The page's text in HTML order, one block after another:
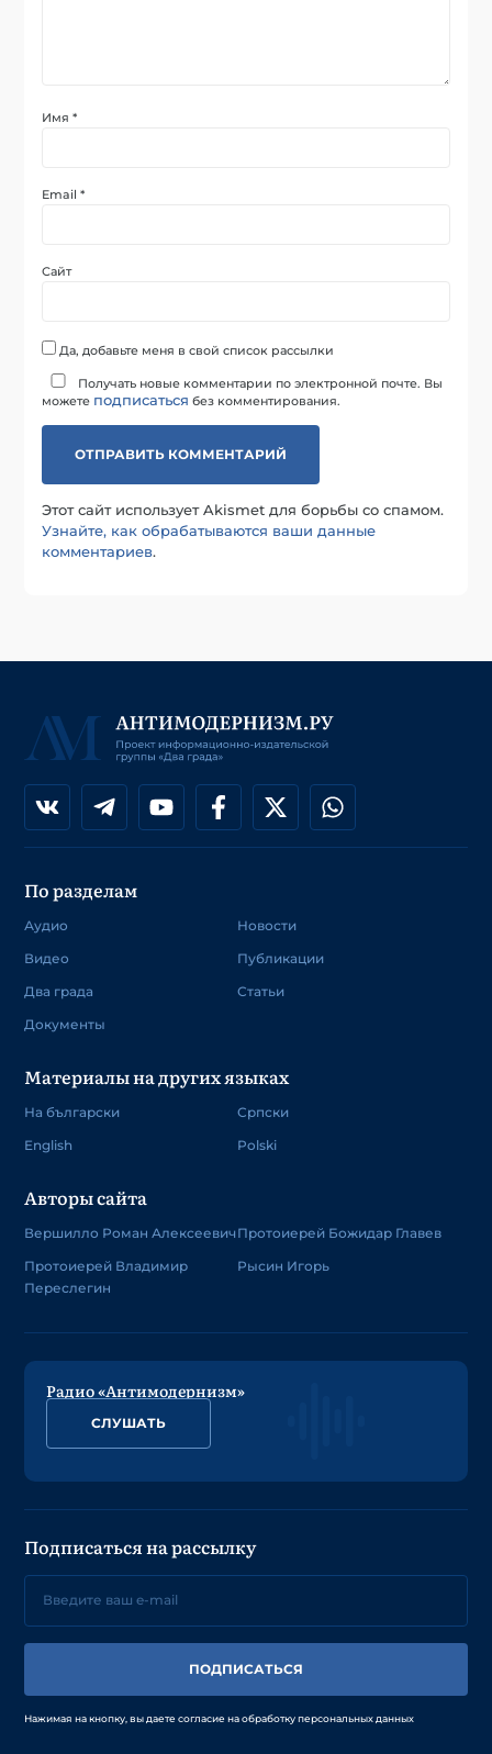
Имя*
Email*
Сайт
Да, добавьте меня в свой список рассылки
Получать новые комментарии по электронной почте. Вы
можете подписаться без комментирования.
Этот сайт использует Akismet для борьбы со спамом.
Узнайте, как обрабатываются ваши данные
комментариев.
По разделам
Аудио
Видео
Два града
Документы
Новости
Публикации
Статьи
Материалы на других языках
На български
English
Српски
Polski
Авторы сайта
Вершилло Роман Алексеевич
Протоиерей Владимир
Переслегин
Протоиерей Божидар Главев
Рысин Игорь
Радио «Антимодернизм»
СЛУШАТЬ
Подписаться на рассылку
ПОДПИСАТЬСЯ
Нажимая на кнопку, вы даете согласие на обработку персональных данных